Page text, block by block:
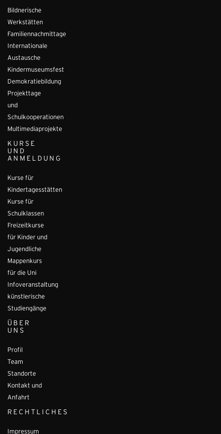
Bildnerische
Werkstätten
Familiennachmittage
Internationale
Austausche
Kindermuseumsfest
Demokratiebildung
Projekttage
und
Schulkooperationen
Multimediaprojekte
KURSE
UND
ANMELDUNG
Kurse für
Kindertagesstätten
Kurse für
Schulklassen
Freizeitkurse
für Kinder und
Jugendliche
Mappenkurs
für die Uni
Infoveranstaltung
künstlerische
Studiengänge
ÜBER
UNS
Profil
Team
Standorte
Kontakt und
Anfahrt
RECHTLICHES
Impressum